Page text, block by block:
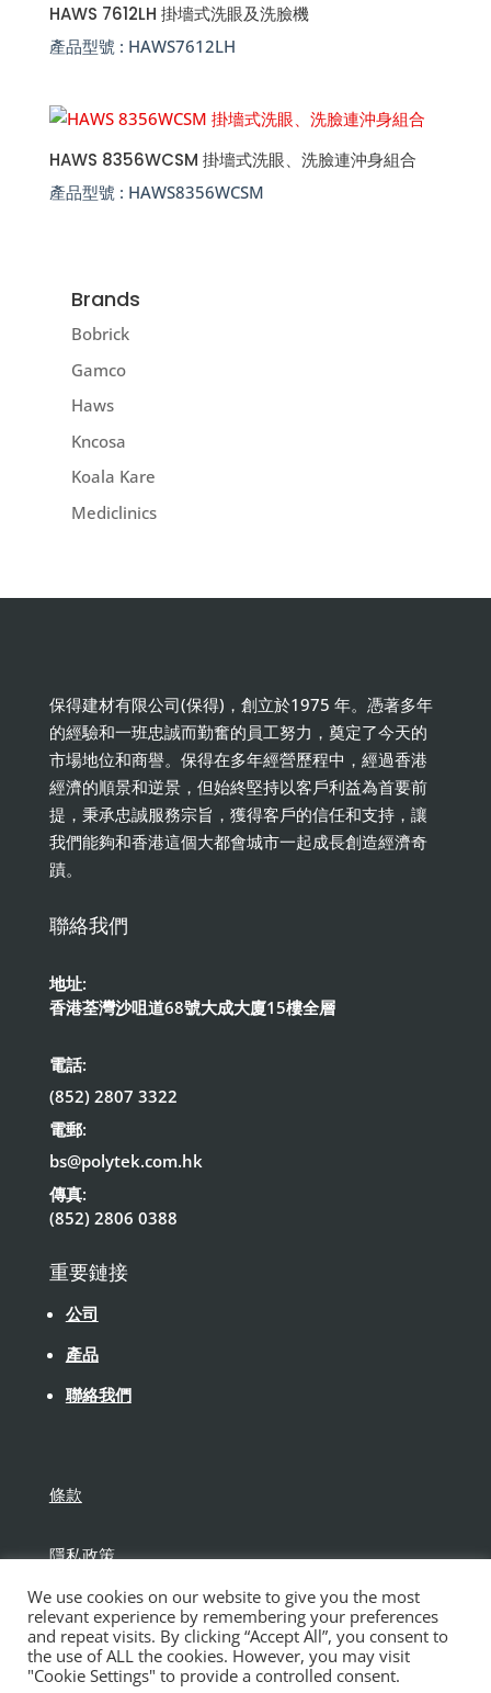
HAWS 7612LH 掛墻式洗眼及洗臉機
產品型號 : HAWS7612LH
HAWS 8356WCSM 掛墻式洗眼、洗臉連沖身組合
產品型號 : HAWS8356WCSM
Brands
Bobrick
Gamco
Haws
Kncosa
Koala Kare
Mediclinics
保得建材有限公司(保得)，創立於1975 年。憑著多年
的經驗和一班忠誠而勤奮的員工努力，奠定了今天的
市場地位和商譽。保得在多年經營歷程中，經過香港
經濟的順景和逆景，但始終堅持以客戶利益為首要前
提，秉承忠誠服務宗旨，獲得客戶的信任和支持，讓
我們能夠和香港這個大都會城市一起成長創造經濟奇
蹟。
聯絡我們
地址:
香港荃灣沙咀道68號大成大廈15樓全層
電話:
(852) 2807 3322
電郵:
bs@polytek.com.hk
傳真:
(852) 2806 0388
重要鏈接
公司
產品
聯絡我們
條款
隱私政策
免責聲明
We use cookies on our website to give you the most
relevant experience by remembering your preferences
and repeat visits. By clicking “Accept All”, you consent to
the use of ALL the cookies. However, you may visit
"Cookie Settings" to provide a controlled consent.